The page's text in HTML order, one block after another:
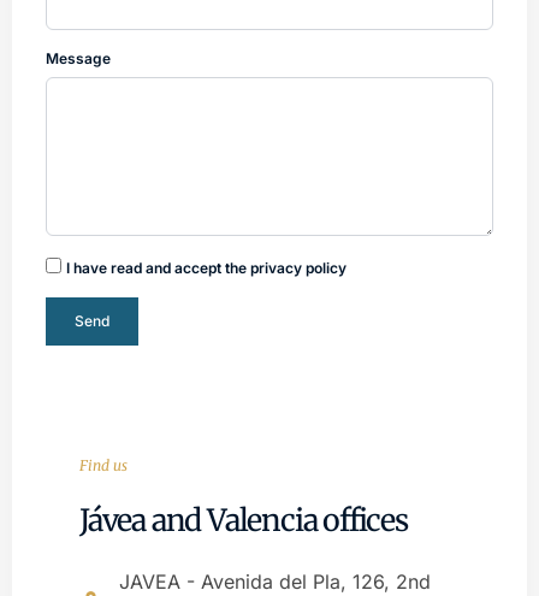
Find us
Jávea and Valencia offices
JAVEA - Avenida del Pla, 126, 2nd
Message
I have read and accept the privacy policy
Send